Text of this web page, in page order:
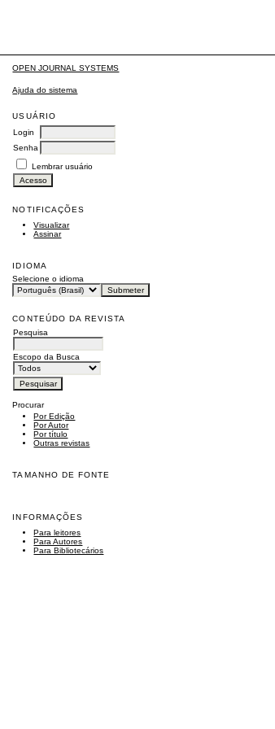
OPEN JOURNAL SYSTEMS
Ajuda do sistema
USUÁRIO
Login
Senha
Lembrar usuário
NOTIFICAÇÕES
Visualizar
Assinar
IDIOMA
Selecione o idioma
CONTEÚDO DA REVISTA
Pesquisa
Escopo da Busca
Procurar
Por Edição
Por Autor
Por título
Outras revistas
TAMANHO DE FONTE
INFORMAÇÕES
Para leitores
Para Autores
Para Bibliotecários